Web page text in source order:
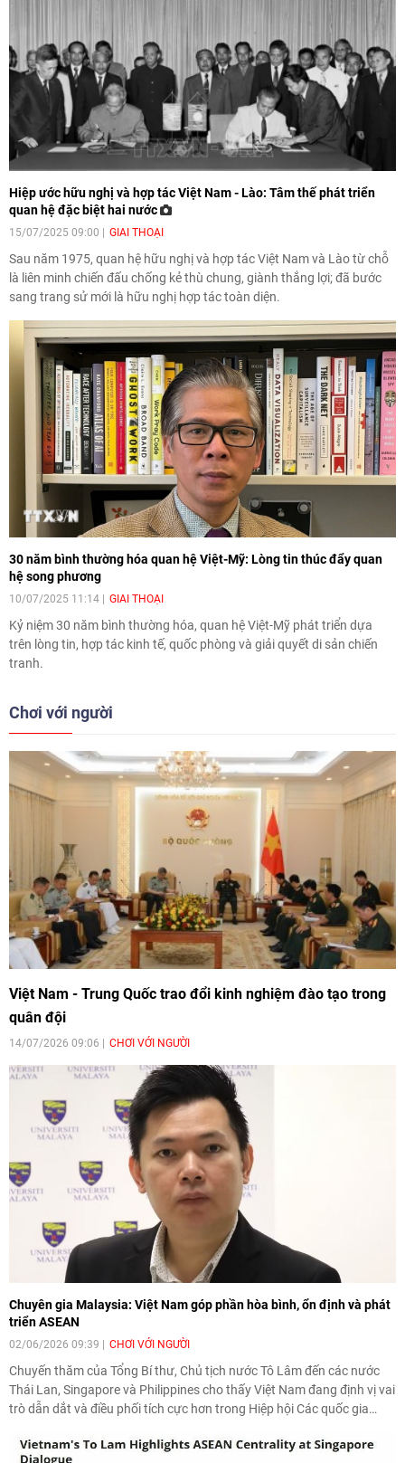
Hiệp ước hữu nghị và hợp tác Việt Nam - Lào: Tâm thế phát triển
quan hệ đặc biệt hai nước
15/07/2025 09:00 GIAI THOẠI
Sau năm 1975, quan hệ hữu nghị và hợp tác Việt Nam và Lào từ chỗ
là liên minh chiến đấu chống kẻ thù chung, giành thắng lợi; đã bước
sang trang sử mới là hữu nghị hợp tác toàn diện.
30 năm bình thường hóa quan hệ Việt-Mỹ: Lòng tin thúc đẩy quan
hệ song phương
10/07/2025 11:14 GIAI THOẠI
Kỷ niệm 30 năm bình thường hóa, quan hệ Việt-Mỹ phát triển dựa
trên lòng tin, hợp tác kinh tế, quốc phòng và giải quyết di sản chiến
tranh.
Chơi với người
Việt Nam - Trung Quốc trao đổi kinh nghiệm đào tạo trong
quân đội
14/07/2026 09:06 CHƠI VỚI NGƯỜI
Chuyên gia Malaysia: Việt Nam góp phần hòa bình, ổn định và phát
triển ASEAN
02/06/2026 09:39 CHƠI VỚI NGƯỜI
Chuyến thăm của Tổng Bí thư, Chủ tịch nước Tô Lâm đến các nước
Thái Lan, Singapore và Philippines cho thấy Việt Nam đang định vị vai
trò dẫn dắt và điều phối tích cực hơn trong Hiệp hội Các quốc gia
ninh chiến lược Collins Chong Yew Keat thuộc Đại học Malaya đưa ra